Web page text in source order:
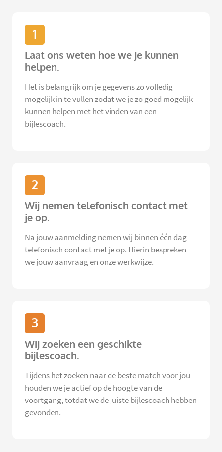
1
Laat ons weten hoe we je kunnen
helpen.
Het is belangrijk om je gegevens zo volledig
mogelijk in te vullen zodat we je zo goed mogelijk
kunnen helpen met het vinden van een
bijlescoach.
2
Wij nemen telefonisch contact met
je op.
Na jouw aanmelding nemen wij binnen één dag
telefonisch contact met je op. Hierin bespreken
we jouw aanvraag en onze werkwijze.
3
Wij zoeken een geschikte
bijlescoach.
Tijdens het zoeken naar de beste match voor jou
houden we je actief op de hoogte van de
voortgang, totdat we de juiste bijlescoach hebben
gevonden.